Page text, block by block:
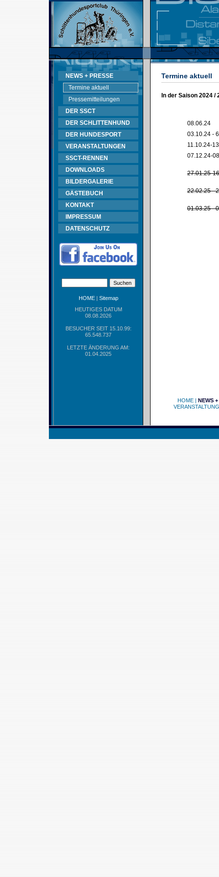
NEWS + PRESSE
Termine aktuell
Pressemitteilungen
DER SSCT
DER SCHLITTENHUND
DER HUNDESPORT
VERANSTALTUNGEN
SSCT-RENNEN
DOWNLOADS
BILDERGALERIE
GÄSTEBUCH
KONTAKT
IMPRESSUM
DATENSCHUTZ
HOME| Sitemap
HEUTIGES DATUM
08.08.2026
BESUCHER SEIT 15.10.99:
65.548.737
LETZTE ÄNDERUNG AM:
01.04.2025
Termine aktuell
In der Saison 2024
08.06.24
03.10.24 -
11.10.24-
07.12.24-
27.01.25-
22.02.25 -
01.03.25 -
HOME| NEWS